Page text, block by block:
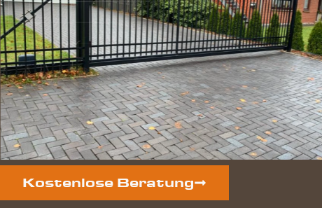
Kostenlose Beratung